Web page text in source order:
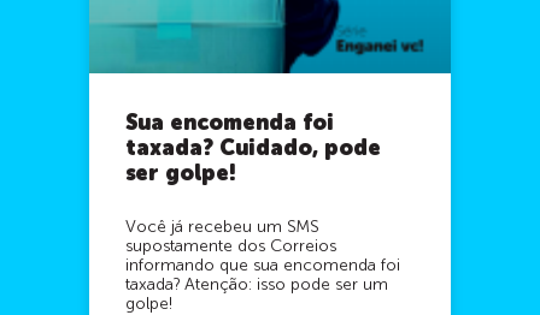
Sua encomenda foi
taxada? Cuidado, pode
ser golpe!
Você já recebeu um SMS
supostamente dos Correios
informando que sua encomenda foi
taxada? Atenção: isso pode ser um
golpe!